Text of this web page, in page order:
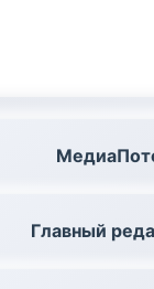
Главный